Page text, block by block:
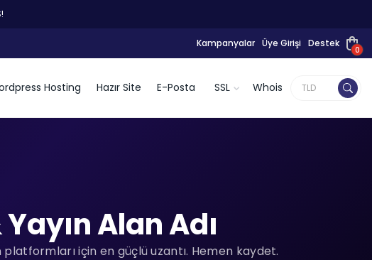
Kampanyalar Üye Girişi Destek
0
Hosting Hazır Site E-Posta SSL Whois
Alan Adı
platformları için en güçlü uzantı. Hemen kaydet.